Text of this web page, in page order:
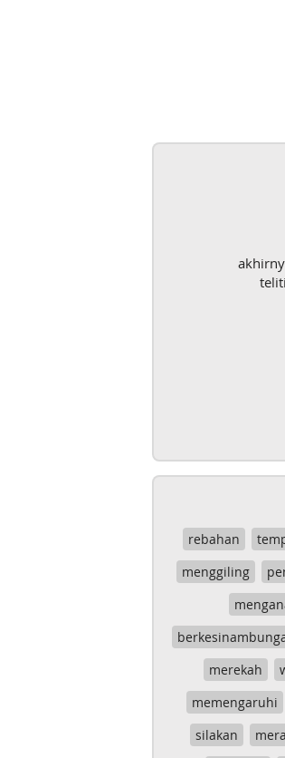
rebahan
menggiling
merekah
memengaruhi
silakan